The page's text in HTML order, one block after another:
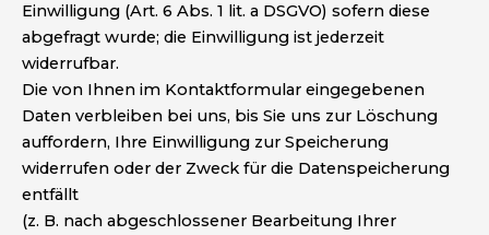
Einwilligung (Art. 6 Abs. 1 lit. a DSGVO) sofern diese
abgefragt wurde; die Einwilligung ist jederzeit
widerrufbar.
Die von Ihnen im Kontaktformular eingegebenen
Daten verbleiben bei uns, bis Sie uns zur Löschung
auffordern, Ihre Einwilligung zur Speicherung
widerrufen oder der Zweck für die Datenspeicherung
entfällt
(z. B. nach abgeschlossener Bearbeitung Ihrer